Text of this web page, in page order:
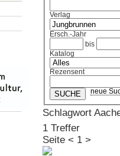
Verlag
Ersch.-Jahr
bis
Katalog
Rezensent
neue
Schlagwort
1 Treffer
Seite < 1 >